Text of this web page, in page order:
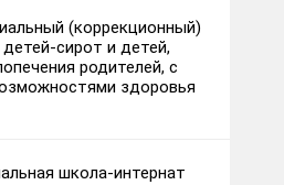
(коррекционный)
сирот и детей,
родителей, с
здоровья
школа-интернат